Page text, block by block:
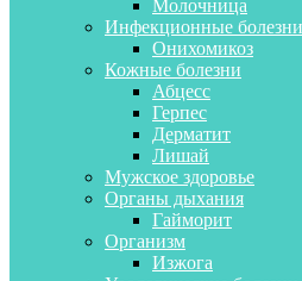
Молочница
Инфекционные болезни
Онихомикоз
Кожные болезни
Абцесс
Герпес
Дерматит
Лишай
Мужское здоровье
Органы дыхания
Гайморит
Организм
Изжога